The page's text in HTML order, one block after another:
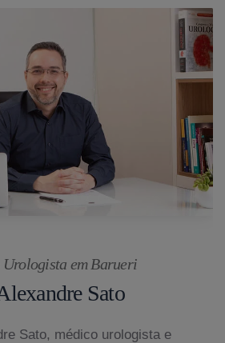
Urologista em Barueri
Sato
Sato, médico urologista e